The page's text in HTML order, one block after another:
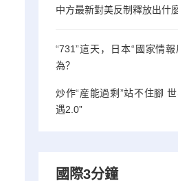
中方最新對美反制釋放出什
“731”這天，日本“國家情
為？
炒作“産能過剩”站不住腳
遇2.0”
國際3分鐘